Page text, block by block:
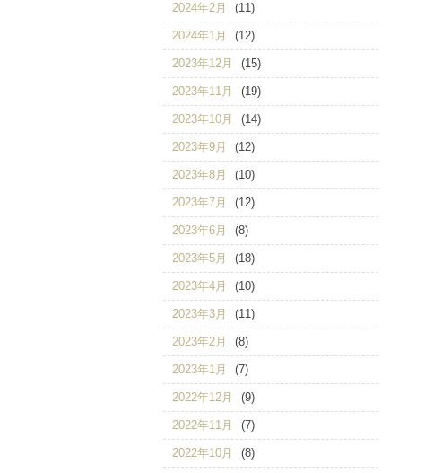
2024年2月 (11)
2024年1月 (12)
2023年12月 (15)
2023年11月 (19)
2023年10月 (14)
2023年9月 (12)
2023年8月 (10)
2023年7月 (12)
2023年6月 (8)
2023年5月 (18)
2023年4月 (10)
2023年3月 (11)
2023年2月 (8)
2023年1月 (7)
2022年12月 (9)
2022年11月 (7)
2022年10月 (8)